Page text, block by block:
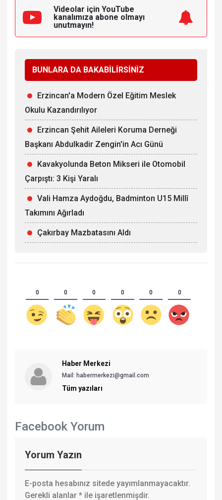
Videolar için YouTube
kanalımıza abone olmayı
unutmayın!
BUNLARA DA BAKABİLİRSİNİZ
Erzincan'a Modern Özel Eğitim Meslek
Okulu Kazandırılıyor
Erzincan Şehit Aileleri Koruma Derneği
Başkanı Abdulkadir Zengin'in Acı Günü
Kavakyolunda Beton Mikseri ile Otomobil
Çarpıştı: 3 Kişi Yaralı
Vali Hamza Aydoğdu, Badminton U15 Millî
Takımını Ağırladı
Çakırbay Mazbatasını Aldı
0 0 0 0 0 0
Haber Merkezi
Mail: habermerkezi@gmail.com
Tüm yazıları
Facebook Yorum
Yorum Yazın
E-posta hesabınız sitede yayımlanmayacaktır.
Gerekli alanlar * ile işaretlenmişdir.